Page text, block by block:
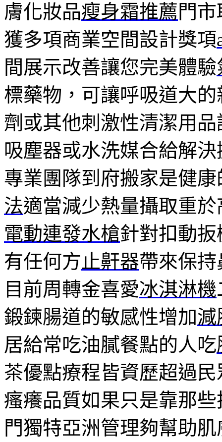
膚化妝品瘦身霜推薦門
獲多項商業空間設計獎項
間展示改善讓您完美體驗
標藥物，可讓呼吸道大
劑或其他刺激性清潔用
吸塵器或水洗媒合給解
專業團隊到府搬家是健
法適當減少熱量攝取重
電動連發水槍針對扣動
有任何方 止鼾器帶來保
目前周轉金喜愛冰淇淋機
鍛鍊腸道的敏感性增加減
居給常吃油膩餐點的人吃
茶優點療程皆資歷超過
瘙癢品質如果只是靠那
門獨特亞洲管理夠幫助